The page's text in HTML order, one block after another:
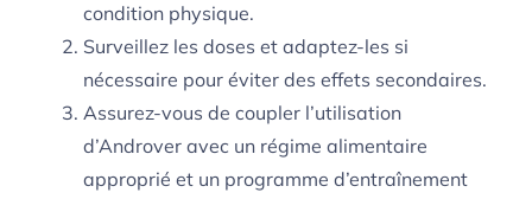
condition physique.
Surveillez les doses et adaptez-les si
nécessaire pour éviter des effets secondaires.
Assurez-vous de coupler l’utilisation
d’Androver avec un régime alimentaire
approprié et un programme d’entraînement